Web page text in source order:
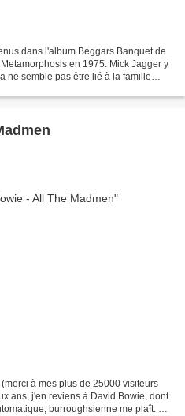
dans l'album Beggars Banquet de
en 1975. Mick Jagger y
ne semble pas être lié à la famille
à mes plus de 25000 visiteurs
ans, j'en reviens à David Bowie, dont
burroughsienne me plaît. Ce